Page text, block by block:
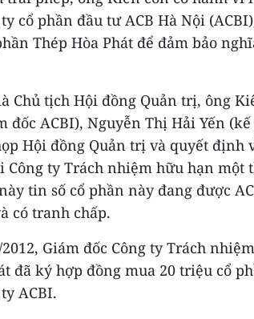
cổ phần đầu tư ACB Hà Nội
Thép Hòa Phát để đảm bảo
Chủ tịch Hội đồng Quản trị, ông
đốc ACBI), Nguyễn Thị Hải Yến
Hội đồng Quản trị và quyết định
Công ty Trách nhiệm hữu hạn một
tin số cổ phần này đang được
có tranh chấp.
2012, Giám đốc Công ty Trách
đã ký hợp đồng mua 20 triệu cổ
ACBI.